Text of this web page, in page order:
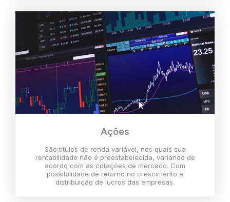
Ações
São títulos de renda variável, nos quais sua
rentabilidade não é preestabelecida, variando de
acordo com as cotações de mercado. Com
possibilidade de retorno no crescimento e
distribuição de lucros das empresas.